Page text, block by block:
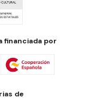
financiada por
de